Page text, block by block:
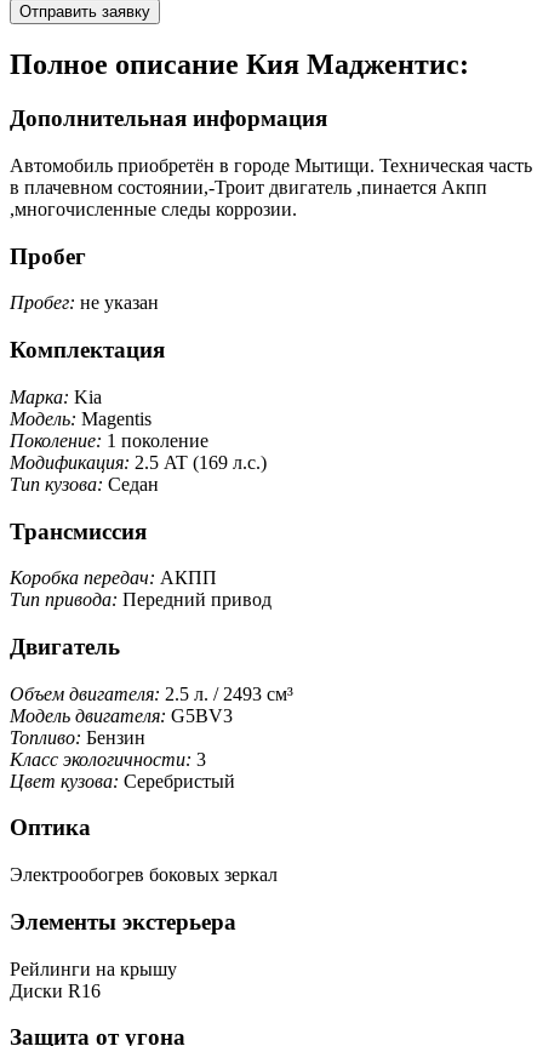
Отправить заявку
Полное описание Кия Маджентис:
Дополнительная информация
Автомобиль приобретён в городе Мытищи. Техническая часть
в плачевном состоянии,-Троит двигатель ,пинается Акпп
,многочисленные следы коррозии.
Пробег
Пробег: не указан
Комплектация
Марка: Kia
Модель: Magentis
Поколение: 1 поколение
Модификация: 2.5 AT (169 л.с.)
Тип кузова: Седан
Трансмиссия
Коробка передач: АКПП
Тип привода: Передний привод
Двигатель
Объем двигателя: 2.5 л. / 2493 см³
Модель двигателя: G5BV3
Топливо: Бензин
Класс экологичности: 3
Цвет кузова: Серебристый
Оптика
Электрообогрев боковых зеркал
Элементы экстерьера
Рейлинги на крышу
Диски R16
Защита от угона